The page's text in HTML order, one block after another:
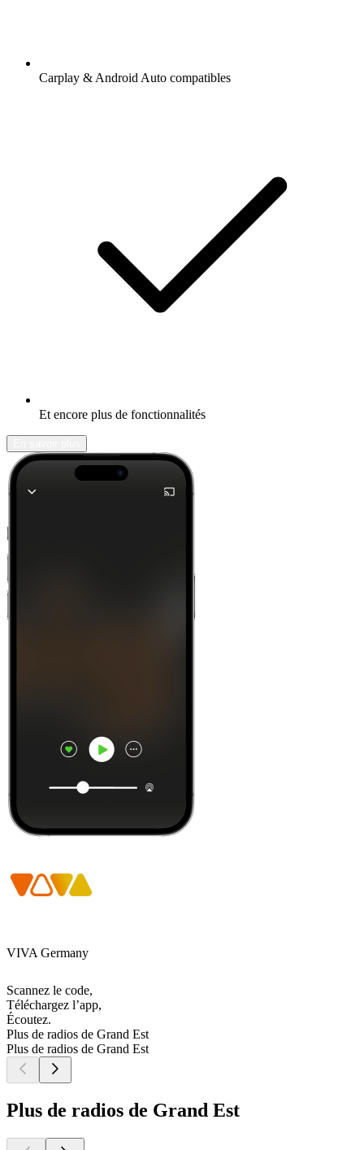
Carplay & Android Auto compatibles
Et encore plus de fonctionnalités
VIVA Germany
Scannez le code,
Téléchargez l’app,
Écoutez.
Plus de radios de Grand Est
Plus de radios de Grand Est
Plus de radios de Grand Est